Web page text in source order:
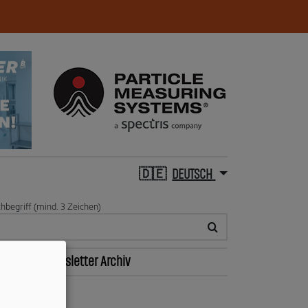
DEUTSCH
(mind. 3 Zeichen)
Newsletter Archiv